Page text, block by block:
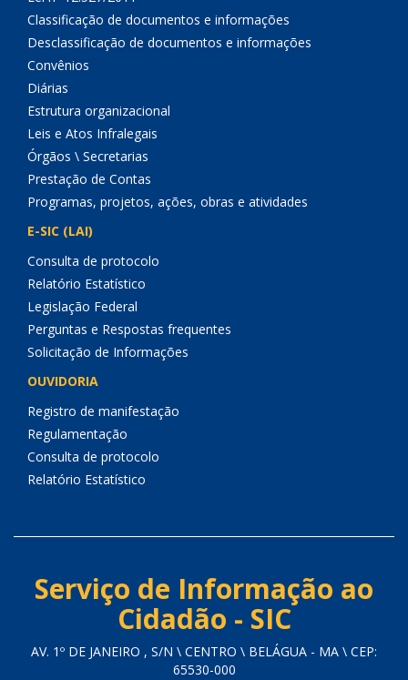
Classificação de documentos e informações
Desclassificação de documentos e informações
Convênios
Diárias
Estrutura organizacional
Leis e Atos Infralegais
Órgãos \ Secretarias
Prestação de Contas
Programas, projetos, ações, obras e atividades
E-SIC (LAI)
Consulta de protocolo
Relatório Estatístico
Legislação Federal
Perguntas e Respostas frequentes
Solicitação de Informações
OUVIDORIA
Registro de manifestação
Regulamentação
Consulta de protocolo
Relatório Estatístico
Serviço de Informação ao
Cidadão - SIC
AV. 1º DE JANEIRO , S/N \ CENTRO \ BELÁGUA - MA \ CEP:
65530-000